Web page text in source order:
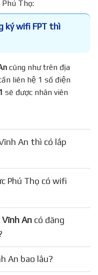
Thọ:
ký wifi FPT thì
cũng như trên địa
liên hệ 1 số điện
sẽ được nhân viên
An thì có lắp
Phú Thọ có wifi
An có đăng
An bao lâu?